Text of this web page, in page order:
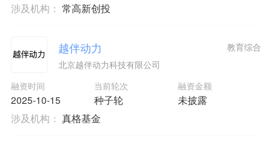
涉及机构： 常高新创投
越伴动力
北京越伴动力科技有限公司
融资时间
2025-10-15
当前轮次
种子轮
融资金额
未披露
教育综合
涉及机构： 真格基金